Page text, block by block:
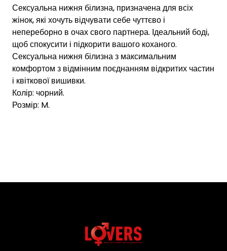
Сексуальна нижня білизна, призначена для всіх
жінок, які хочуть відчувати себе чуттєво і
непереборно в очах свого партнера. Ідеальний боді,
щоб спокусити і підкорити вашого коханого.
Сексуальна нижня білизна з максимальним
комфортом з відмінним поєднанням відкритих частин
і квіткової вишивки.
Колір: чорний.
Розмір: M.